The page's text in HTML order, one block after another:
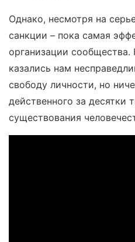
Однако, несмотря на
санкции – пока самая
организации
казались нам
свободу личности, но
действенного за десятки
существования